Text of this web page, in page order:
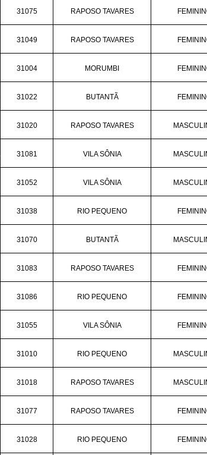
31075 RAPOSO TAVARES
31049 RAPOSO TAVARES
31004 MORUMBI
31022 BUTANTÃ
31020 RAPOSO TAVARES
31081 VILA SÔNIA
31052 VILA SÔNIA
31038 RIO PEQUENO
31070 BUTANTÃ
31083 RAPOSO TAVARES
31086 RIO PEQUENO
31055 VILA SÔNIA
31010 RIO PEQUENO
31018 RAPOSO TAVARES
31077 RAPOSO TAVARES
31028 RIO PEQUENO